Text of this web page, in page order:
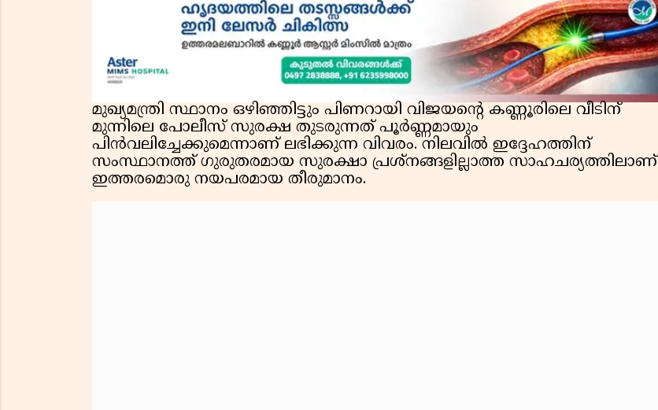
മുഖ്യമന്ത്രി സ്ഥാനം ഒഴിഞ്ഞിട്ടും പിണറായി വിജയന്റെ കണ്ണൂരിലെ വീടിന്
മുന്നിലെ പോലീസ് സുരക്ഷ തുടരുന്നത് പൂർണ്ണമായും
പിൻവലിച്ചേക്കുമെന്നാണ് ലഭിക്കുന്ന വിവരം. നിലവിൽ ഇദ്ദേഹത്തിന്
സംസ്ഥാനത്ത് ഗുരുതരമായ സുരക്ഷാ പ്രശ്‌നങ്ങളില്ലാത്ത സാഹചര്യത്തിലാണ്
ഇത്തരമൊരു നയപരമായ തീരുമാനം.